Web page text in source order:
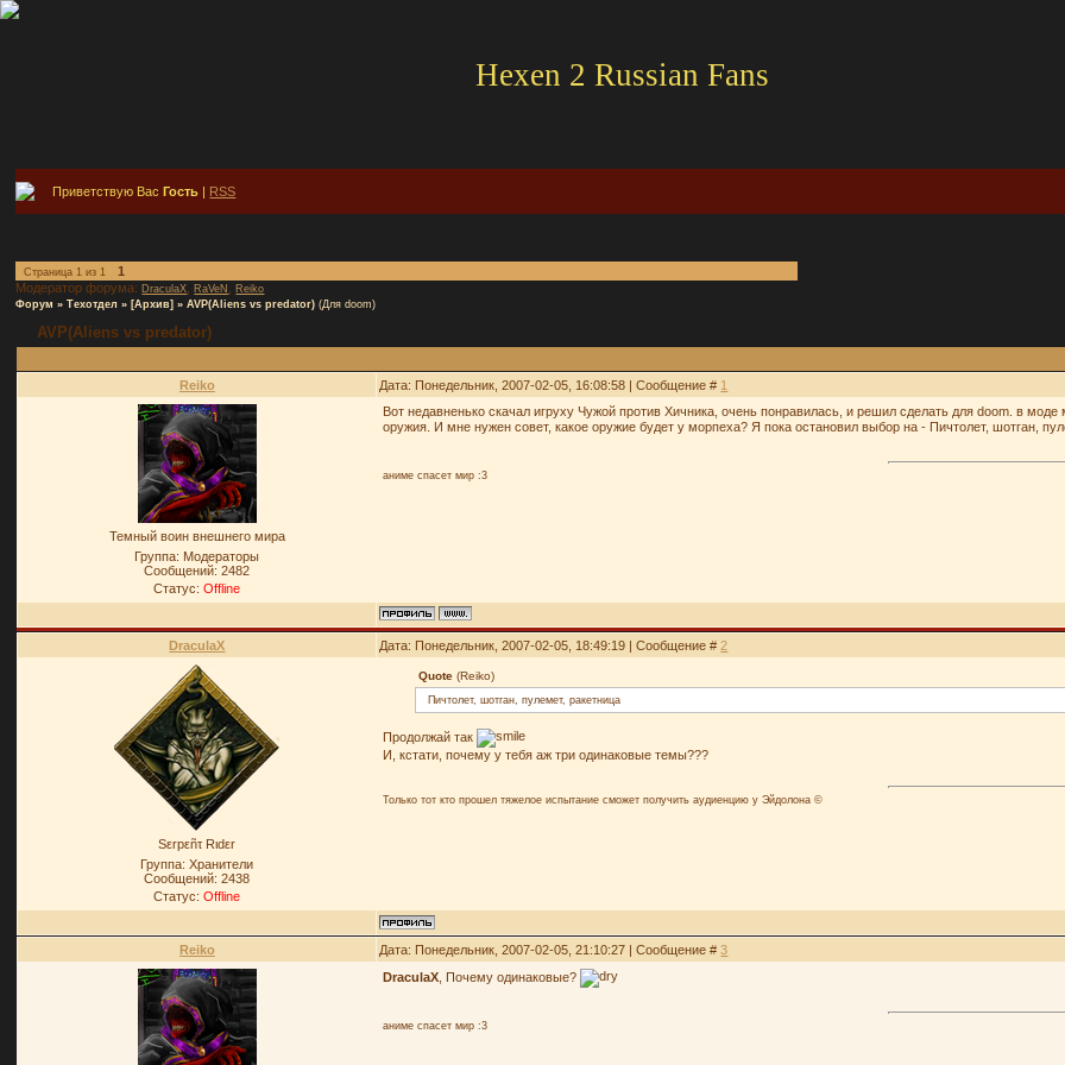
Hexen 2 Russian Fans
Приветствую ВасГость | RSS
Страница 1 из 1
1
Модератор форума:DraculaX ,RaVeN ,Reiko
Форум » Техотдел » [Архив] » AVP(Aliens vs predator) (Для doom)
AVP(Aliens vs predator)
Reiko Дата: Понедельник, 2007-02-05, 16:08:58 | Сообщение # 1
Темный воин внешнего мира
Группа: Модераторы
Сообщений:2482
Статус:Offline
Вот недавненько скачал игруху Чужой против Хичника, очень понравилась, и решил сделать для doom. в
оружия. И мне нужен совет, какое оружие будет у морпеха? Я пока остановил выбор на - Пичтолет, шотган,
аниме спасет мир :3
DraculaX Дата: Понедельник, 2007-02-05, 18:49:19 | Сообщение #2
Sεrpεñτ Rιdεr
Группа: Хранители
Сообщений:2438
Статус:Offline
Quote(Reiko)
Пичтолет, шотган, пулемет, ракетница
Продолжай так
И, кстати, почему у тебя аж три одинаковые темы???
Только тот кто прошел тяжелое испытание сможет получить аудиенцию у Эйдолона ©
Reiko Дата: Понедельник, 2007-02-05, 21:10:27 | Сообщение #3
DraculaX , Почему одинаковые?
аниме спасет мир :3